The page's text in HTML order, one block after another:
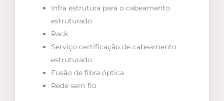
Infra estrutura para o cabeamento
estruturado
Rack
Serviço certificação de cabeamento
estruturado.
Fusão de fibra óptica
Rede sem fio